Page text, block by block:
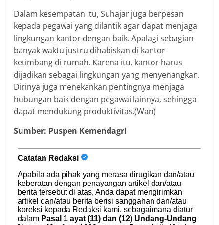
Dalam kesempatan itu, Suhajar juga berpesan
kepada pegawai yang dilantik agar dapat menjaga
lingkungan kantor dengan baik. Apalagi sebagian
banyak waktu justru dihabiskan di kantor
ketimbang di rumah. Karena itu, kantor harus
dijadikan sebagai lingkungan yang menyenangkan.
Dirinya juga menekankan pentingnya menjaga
hubungan baik dengan pegawai lainnya, sehingga
dapat mendukung produktivitas.(Wan)
Sumber: Puspen Kemendagri